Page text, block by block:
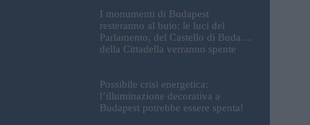
I monumenti di Budapest
resteranno al buio: le luci del
Parlamento, del Castello di Buda e
della Cittadella verranno spente
Possibile crisi energetica:
l’illuminazione decorativa a
Budapest potrebbe essere spenta!